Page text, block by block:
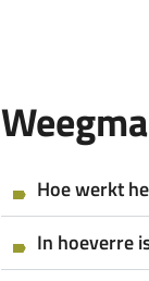
Hoe werkt
In hoeverre